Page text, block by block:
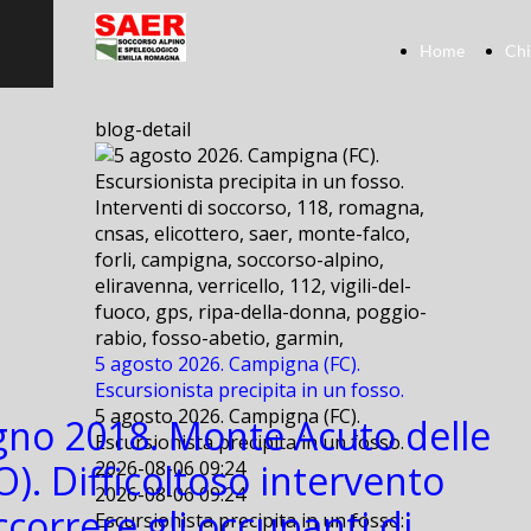
Home
blog-detail
Interventi di soccorso, 118, romagna,
cnsas, elicottero, saer, monte-falco,
forli, campigna, soccorso-alpino,
eliravenna, verricello, 112, vigili-del-
fuoco, gps, ripa-della-donna, poggio-
rabio, fosso-abetio, garmin,
5 agosto 2026. Campigna (FC).
Escursionista precipita in un fosso.
5 agosto 2026. Campigna (FC).
Escursionista precipita in un fosso.
2026-08-06 09:24
2026-08-06 09:24
Escursionista precipita in un fosso:
2018. Monte Acuto delle
Difficoltoso intervento